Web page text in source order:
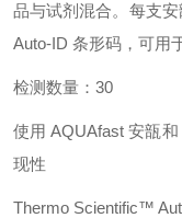
品与试剂混合。每支
Auto-ID 条形码，可用
检测数量：30
使用 AQUAfast 安瓿
现性
Thermo Scientific™